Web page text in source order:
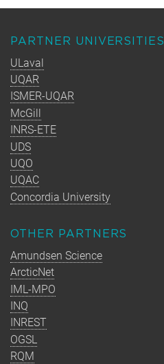
PARTNER UNIVERSITIES
ULaval
UQAR
ISMER-UQAR
McGill
INRS-ETE
UDS
UQO
UQAC
Concordia University
OTHER PARTNERS
Amundsen Science
ArcticNet
IML-MPO
INQ
INREST
OGSL
RQM